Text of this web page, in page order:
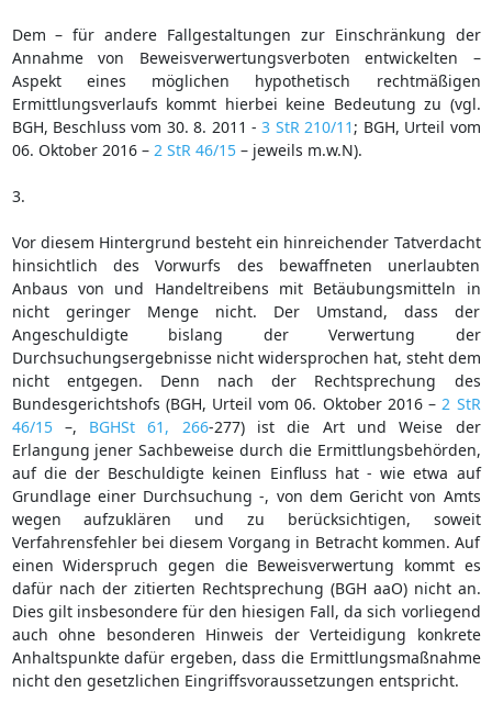
Dem – für andere Fallgestaltungen zur Einschränkung der
Annahme von Beweisverwertungsverboten entwickelten –
Aspekt eines möglichen hypothetisch rechtmäßigen
Ermittlungsverlaufs kommt hierbei keine Bedeutung zu (vgl.
BGH, Beschluss vom 30. 8. 2011 -3 StR 210/11 ; BGH, Urteil vom
06. Oktober 2016 – 2 StR 46/15– jeweils m.w.N).
3.
Vor diesem Hintergrund besteht ein hinreichender Tatverdacht
hinsichtlich des Vorwurfs des bewaffneten unerlaubten
Anbaus von und Handeltreibens mit Betäubungsmitteln in
nicht geringer Menge nicht. Der Umstand, dass der
Angeschuldigte bislang der Verwertung der
Durchsuchungsergebnisse nicht widersprochen hat, steht dem
nicht entgegen. Denn nach der Rechtsprechung des
Bundesgerichtshofs (BGH, Urteil vom 06. Oktober 2016 – 2 StR
46/15–, BGHSt 61, 266-277) ist die Art und Weise der
Erlangung jener Sachbeweise durch die Ermittlungsbehörden,
auf die der Beschuldigte keinen Einfluss hat - wie etwa auf
Grundlage einer Durchsuchung -, von dem Gericht von Amts
wegen aufzuklären und zu berücksichtigen, soweit
Verfahrensfehler bei diesem Vorgang in Betracht kommen. Auf
einen Widerspruch gegen die Beweisverwertung kommt es
dafür nach der zitierten Rechtsprechung (BGH aaO) nicht an.
Dies gilt insbesondere für den hiesigen Fall, da sich vorliegend
auch ohne besonderen Hinweis der Verteidigung konkrete
Anhaltspunkte dafür ergeben, dass die Ermittlungsmaßnahme
nicht den gesetzlichen Eingriffsvoraussetzungen entspricht.